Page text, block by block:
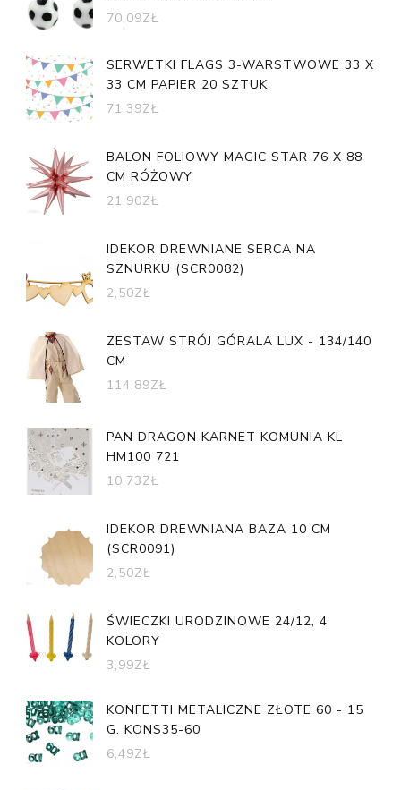
70,09ZŁ
SERWETKI FLAGS 3-WARSTWOWE 33 X
33 CM PAPIER 20 SZTUK
71,39ZŁ
BALON FOLIOWY MAGIC STAR 76 X 88
CM RÓŻOWY
21,90ZŁ
IDEKOR DREWNIANE SERCA NA
SZNURKU (SCR0082)
2,50ZŁ
ZESTAW STRÓJ GÓRALA LUX - 134/140
CM
114,89ZŁ
PAN DRAGON KARNET KOMUNIA KL
HM100 721
10,73ZŁ
IDEKOR DREWNIANA BAZA 10 CM
(SCR0091)
2,50ZŁ
ŚWIECZKI URODZINOWE 24/12, 4
KOLORY
3,99ZŁ
KONFETTI METALICZNE ZŁOTE 60 - 15
G. KONS35-60
6,49ZŁ